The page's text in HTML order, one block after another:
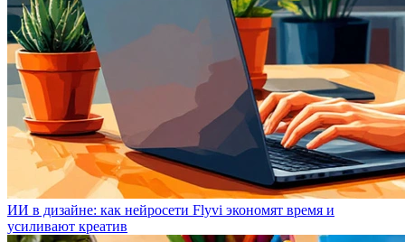
ИИ в дизайне: как нейросети Flyvi экономят время и
усиливают креатив